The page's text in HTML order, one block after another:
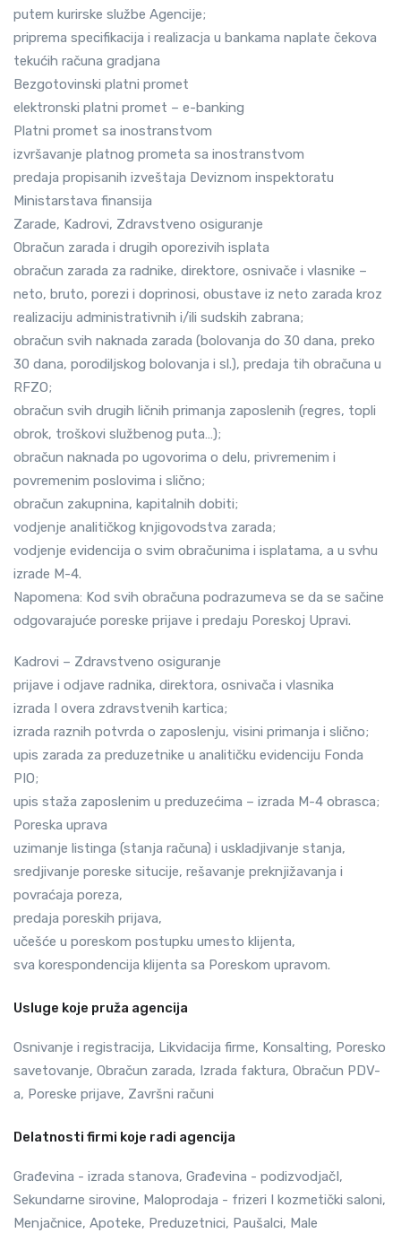
putem kurirske službe Agencije;
priprema specifikacija i realizacja u bankama naplate čekova
tekućih računa gradjana
Bezgotovinski platni promet
elektronski platni promet – e-banking
Platni promet sa inostranstvom
izvršavanje platnog prometa sa inostranstvom
predaja propisanih izveštaja Deviznom inspektoratu
Ministarstava finansija
Zarade, Kadrovi, Zdravstveno osiguranje
Obračun zarada i drugih oporezivih isplata
obračun zarada za radnike, direktore, osnivače i vlasnike –
neto, bruto, porezi i doprinosi, obustave iz neto zarada kroz
realizaciju administrativnih i/ili sudskih zabrana;
obračun svih naknada zarada (bolovanja do 30 dana, preko
30 dana, porodiljskog bolovanja i sl.), predaja tih obračuna u
RFZO;
obračun svih drugih ličnih primanja zaposlenih (regres, topli
obrok, troškovi službenog puta…);
obračun naknada po ugovorima o delu, privremenim i
povremenim poslovima i slično;
obračun zakupnina, kapitalnih dobiti;
vodjenje analitičkog knjigovodstva zarada;
vodjenje evidencija o svim obračunima i isplatama, a u svhu
izrade M-4.
Napomena: Kod svih obračuna podrazumeva se da se sačine
odgovarajuće poreske prijave i predaju Poreskoj Upravi.
Kadrovi – Zdravstveno osiguranje
prijave i odjave radnika, direktora, osnivača i vlasnika
izrada I overa zdravstvenih kartica;
izrada raznih potvrda o zaposlenju, visini primanja i slično;
upis zarada za preduzetnike u analitičku evidenciju Fonda
PIO;
upis staža zaposlenim u preduzećima – izrada M-4 obrasca;
Poreska uprava
uzimanje listinga (stanja računa) i uskladjivanje stanja,
sredjivanje poreske situcije, rešavanje preknjižavanja i
povraćaja poreza,
predaja poreskih prijava,
učešće u poreskom postupku umesto klijenta,
sva korespondencija klijenta sa Poreskom upravom.
Usluge koje pruža agencija
Osnivanje i registracija, Likvidacija firme, Konsalting, Poresko
savetovanje, Obračun zarada, Izrada faktura, Obračun PDV-
a, Poreske prijave, Završni računi
Delatnosti firmi koje radi agencija
Građevina - izrada stanova, Građevina - podizvodjačI,
Sekundarne sirovine, Maloprodaja - frizeri I kozmetički saloni,
Menjačnice, Apoteke, Preduzetnici, Paušalci, Male